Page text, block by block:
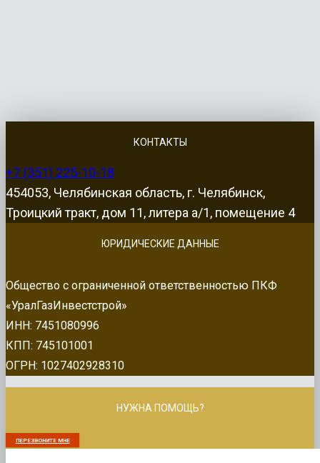
КОНТАКТЫ
+7 (351) 225-10-18
454053, Челябинская область, г. Челябинск,
Троицкий тракт, дом 11, литера а/1, помещение 4
ЮРИДИЧЕСКИЕ ДАННЫЕ
Общество с ограниченной ответственностью ПКФ
«УралГазИнвестстрой»
ИНН: 7451080996
КПП: 745101001
ОГРН: 1027402928310
НУЖНА ПОМОЩЬ?
ПЕРЕЗВОНИТЕ МНЕ